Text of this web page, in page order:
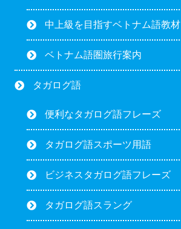
中上級を目指すベトナム語教材
ベトナム語圏旅行案内
タガログ語
便利なタガログ語フレーズ
タガログ語スポーツ用語
ビジネスタガログ語フレーズ
タガログ語スラング